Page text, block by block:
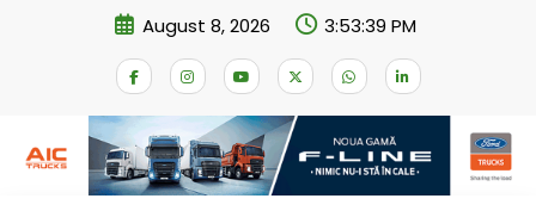
August 8, 2026 3:53:39 PM